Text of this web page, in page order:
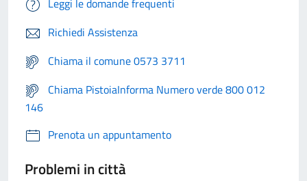
Leggi le domande frequenti
Richiedi Assistenza
Chiama il comune 0573 3711
Chiama PistoiaInforma Numero verde 800 012
146
Prenota un appuntamento
Problemi in città